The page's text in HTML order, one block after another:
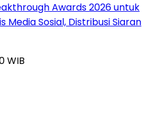
Awards 2026 untuk
Media Sosial, Distribusi Siaran
WIB